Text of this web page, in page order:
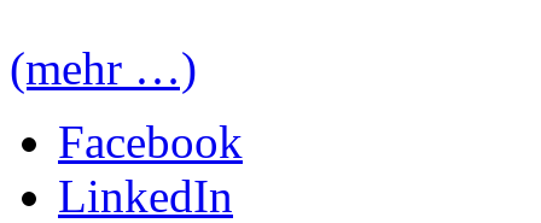
(mehr …)
Facebook
LinkedIn